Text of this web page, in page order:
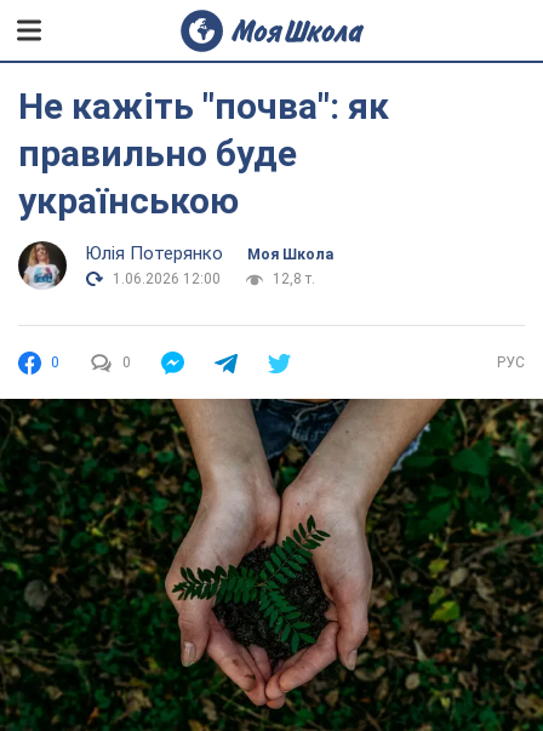
Не кажіть "почва": як
правильно буде
українською
Юлія Потерянко
Моя Школа
1.06.2026 12:00
12,8 т.
0 0 РУС